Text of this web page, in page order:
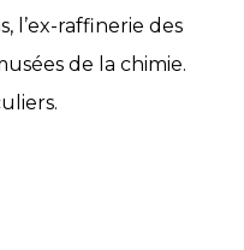
l’ex-raffinerie des
de la chimie.